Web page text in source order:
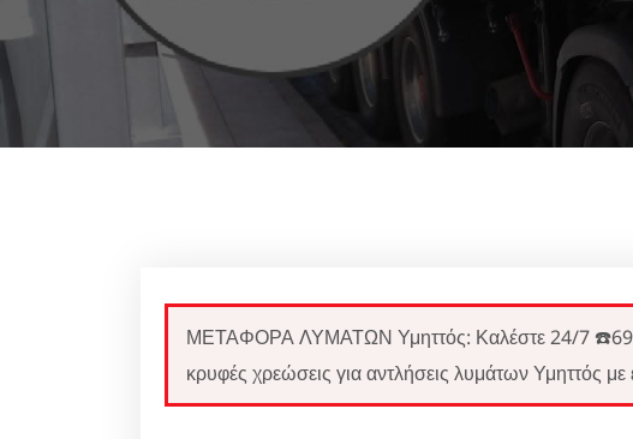
ΜΕΤΑΦΟΡΑ ΛΥΜΑΤΩΝ Υμηττός: Καλέστε 24/7
κρυφές χρεώσεις για αντλήσεις λυμάτων Υμηττός με